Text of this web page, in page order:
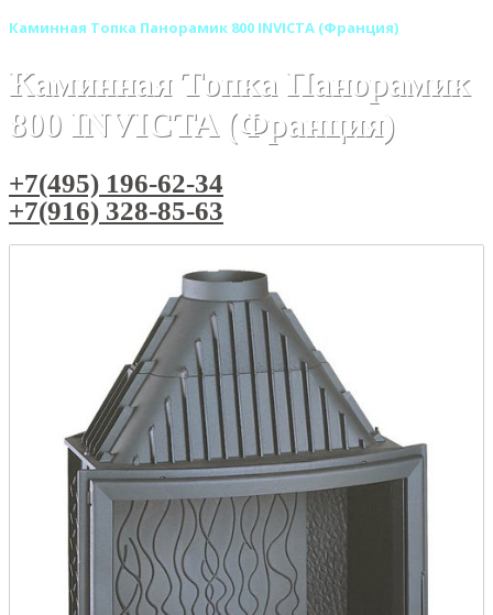
Каминная Топка Панорамик 800 INVICTA (Франция)
Каминная Топка Панорамик
800 INVICTA (Франция)
+7(495) 196-62-34
+7(916) 328-85-63